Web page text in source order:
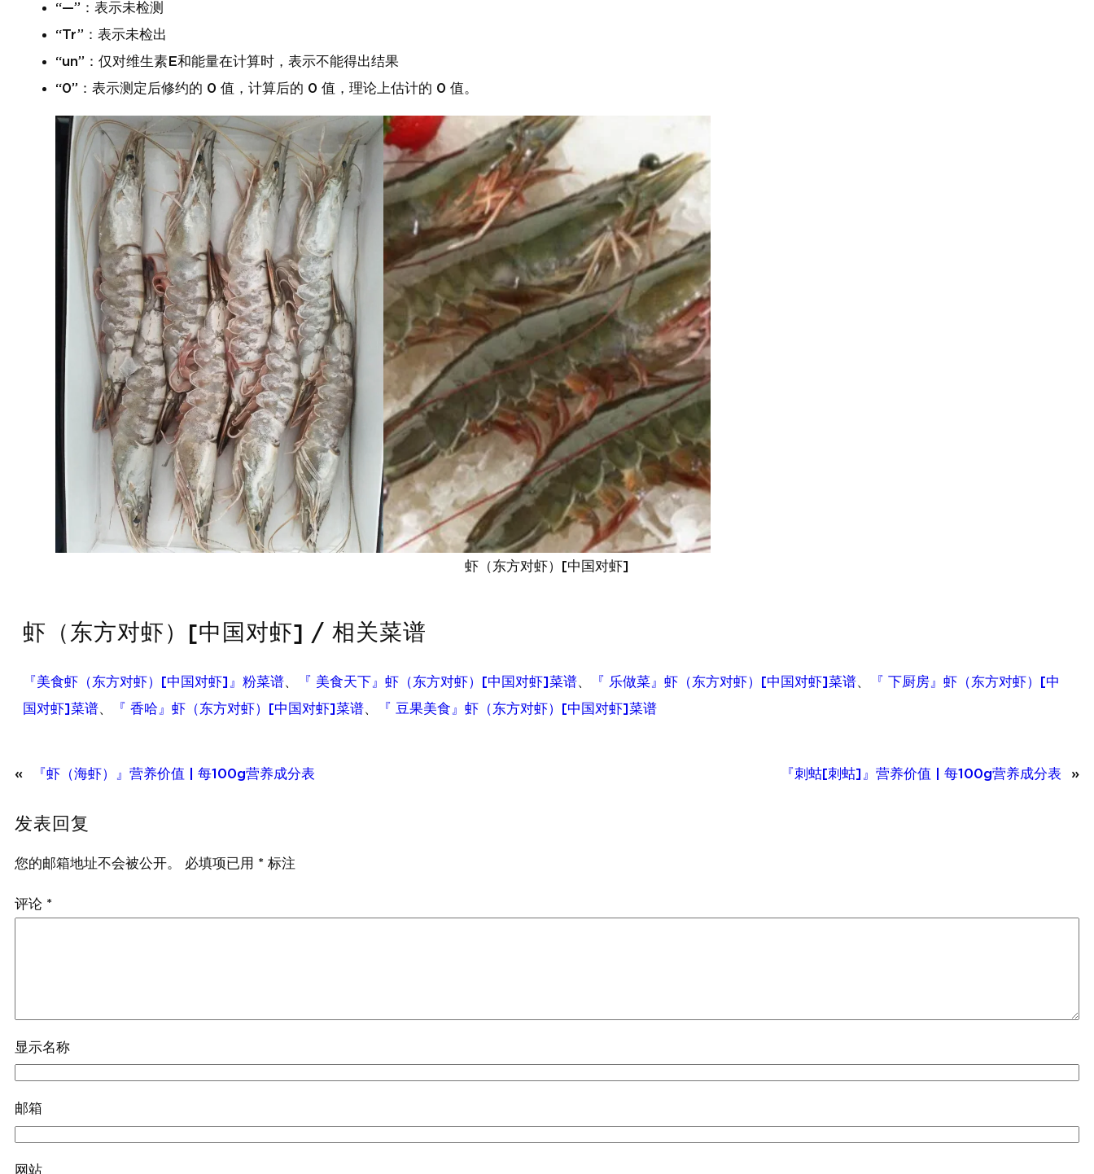
“—”：表示未检测
“Tr”：表示未检出
“un”：仅对维生素E和能量在计算时，表示不能得出结果
“0”：表示测定后修约的 0 值，计算后的 0 值，理论上估计的 0 值。
虾（东方对虾）[中国对虾]
虾（东方对虾）[中国对虾] / 相关菜谱
『美食虾（东方对虾）[中国对虾]』粉菜谱、 『 美食天下』虾（东方对虾）[中国对虾]菜谱、 『 乐做菜』虾（东方对虾）[中国对虾]菜谱、
『 下厨房』虾（东方对虾）[中
国对虾]菜谱、 『 香哈』虾（东方对虾）[中国对虾]菜谱、 『 豆果美食』虾（东方对虾）[中国对虾]菜谱
« 『虾（海虾）』营养价值 | 每100g营养成分表 『刺蛄[刺蛄]』营养价值 | 每100g营养成分表 »
发表回复
您的邮箱地址不会被公开。 必填项已用 * 标注
评论 *
显示名称
邮箱
网站